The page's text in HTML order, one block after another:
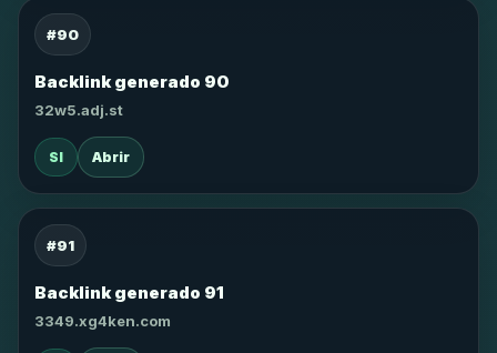
#90
Backlink generado 90
32w5.adj.st
SI Abrir
#91
Backlink generado 91
3349.xg4ken.com